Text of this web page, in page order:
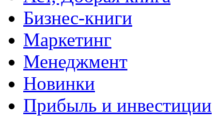
Бизнес-книги
Маркетинг
Менеджмент
Новинки
Прибыль и инвестиции